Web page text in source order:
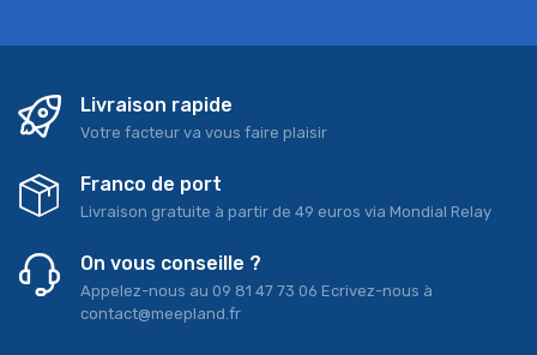
Livraison rapide
Votre facteur va vous faire plaisir
Franco de port
Livraison gratuite à partir de 49 euros via Mondial Relay
On vous conseille ?
Appelez-nous au 09 81 47 73 06 Ecrivez-nous à
contact@meepland.fr